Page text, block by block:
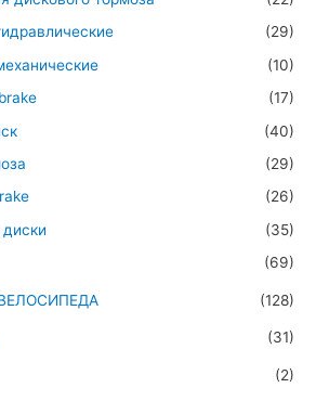
(29)
(10)
(17)
(40)
(29)
(26)
(35)
(69)
(128)
(31)
(2)